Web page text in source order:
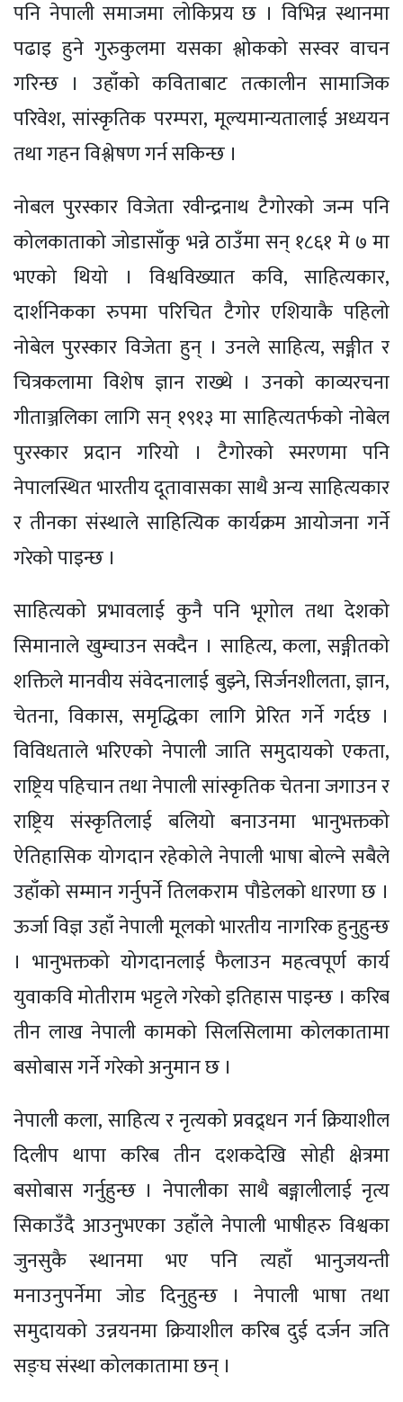
पनि नेपाली समाजमा लोकिप्रय छ । विभिन्न स्थानमा
पढाइ हुने गुरुकुलमा यसका श्लोकको सस्वर वाचन
गरिन्छ । उहाँको कविताबाट तत्कालीन सामाजिक
परिवेश, सांस्कृतिक परम्परा, मूल्यमान्यतालाई अध्ययन
तथा गहन विश्लेषण गर्न सकिन्छ ।
नोबल पुरस्कार विजेता रवीन्द्रनाथ टैगोरको जन्म पनि
कोलकाताको जोडासाँकु भन्ने ठाउँमा सन् १८६१ मे ७ मा
भएको थियो । विश्वविख्यात कवि, साहित्यकार,
दार्शनिकका रुपमा परिचित टैगोर एशियाकै पहिलो
नोबेल पुरस्कार विजेता हुन् । उनले साहित्य, सङ्गीत र
चित्रकलामा विशेष ज्ञान राख्थे । उनको काव्यरचना
गीताञ्जलिका लागि सन् १९१३ मा साहित्यतर्फको नोबेल
पुरस्कार प्रदान गरियो । टैगोरको स्मरणमा पनि
नेपालस्थित भारतीय दूतावासका साथै अन्य साहित्यकार
र तीनका संस्थाले साहित्यिक कार्यक्रम आयोजना गर्ने
गरेको पाइन्छ ।
साहित्यको प्रभावलाई कुनै पनि भूगोल तथा देशको
सिमानाले खुम्चाउन सक्दैन । साहित्य, कला, सङ्गीतको
शक्तिले मानवीय संवेदनालाई बुझ्ने, सिर्जनशीलता, ज्ञान,
चेतना, विकास, समृद्धिका लागि प्रेरित गर्ने गर्दछ ।
विविधताले भरिएको नेपाली जाति समुदायको एकता,
राष्ट्रिय पहिचान तथा नेपाली सांस्कृतिक चेतना जगाउन र
राष्ट्रिय संस्कृतिलाई बलियो बनाउनमा भानुभक्तको
ऐतिहासिक योगदान रहेकोले नेपाली भाषा बोल्ने सबैले
उहाँको सम्मान गर्नुपर्ने तिलकराम पौडेलको धारणा छ ।
ऊर्जा विज्ञ उहाँ नेपाली मूलको भारतीय नागरिक हुनुहुन्छ
। भानुभक्तको योगदानलाई फैलाउन महत्वपूर्ण कार्य
युवाकवि मोतीराम भट्टले गरेको इतिहास पाइन्छ । करिब
तीन लाख नेपाली कामको सिलसिलामा कोलकातामा
बसोबास गर्ने गरेको अनुमान छ ।
नेपाली कला, साहित्य र नृत्यको प्रवद्र्धन गर्न क्रियाशील
दिलीप थापा करिब तीन दशकदेखि सोही क्षेत्रमा
बसोबास गर्नुहुन्छ । नेपालीका साथै बङ्गालीलाई नृत्य
सिकाउँदै आउनुभएका उहाँले नेपाली भाषीहरु विश्वका
जुनसुकै स्थानमा भए पनि त्यहाँ भानुजयन्ती
मनाउनुपर्नेमा जोड दिनुहुन्छ । नेपाली भाषा तथा
समुदायको उन्नयनमा क्रियाशील करिब दुई दर्जन जति
सङ्घ संस्था कोलकातामा छन् ।